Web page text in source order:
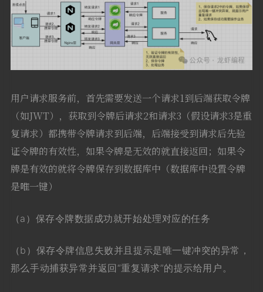
用户请求服务前，首先需要发送一个请求1到后端获取令牌
（如JWT），获取到令牌后请求2和请求3（假设请求3是重
复请求）都携带令牌请求到后端，后端接受到请求后先验
证令牌的有效性，如果令牌是无效的就直接返回；如果令
牌是有效的就将令牌保存到数据库中（数据库中设置令牌
是唯一键）
（a）保存令牌数据成功就开始处理对应的任务
（b）保存令牌信息失败并且 提示是唯一键冲突的异常，
那么手动捕获异常并返回“重复请求”的提示给用户。